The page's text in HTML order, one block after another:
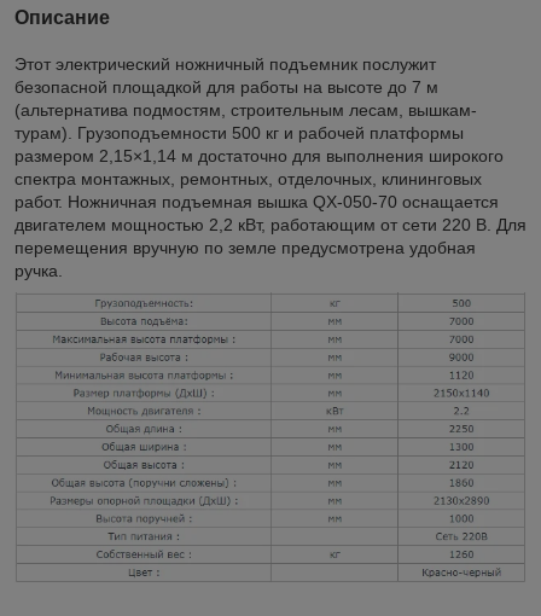
Описание
Этот электрический ножничный подъемник послужит
безопасной площадкой для работы на высоте до 7 м
(альтернатива подмостям, строительным лесам, вышкам-
турам). Грузоподъемности 500 кг и рабочей платформы
размером 2,15×1,14 м достаточно для выполнения широкого
спектра монтажных, ремонтных, отделочных, клининговых
работ. Ножничная подъемная вышка QX-050-70 оснащается
двигателем мощностью 2,2 кВт, работающим от сети 220 В. Для
перемещения вручную по земле предусмотрена удобная
ручка.